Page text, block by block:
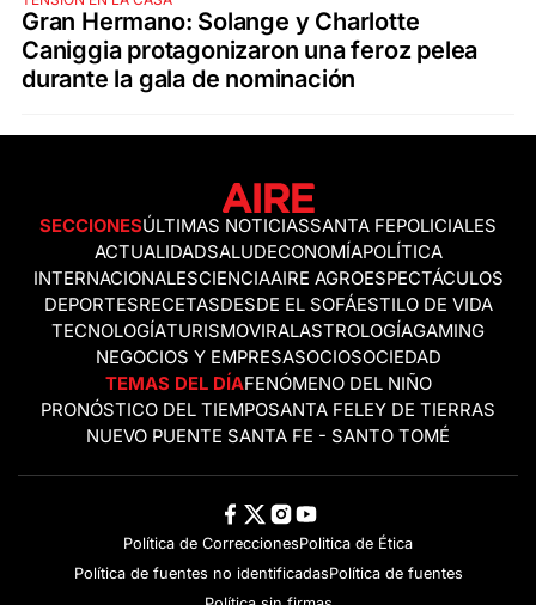
Gran Hermano: Solange y Charlotte
Caniggia protagonizaron una feroz pelea
durante la gala de nominación
SECCIONESÚLTIMAS NOTICIASSANTA FEPOLICIALES
ACTUALIDADSALUDECONOMÍAPOLÍTICA
INTERNACIONALESCIENCIAAIRE AGROESPECTÁCULOS
DEPORTESRECETASDESDE EL SOFÁESTILO DE VIDA
TECNOLOGÍATURISMOVIRALASTROLOGÍAGAMING
NEGOCIOS Y EMPRESASOCIOSOCIEDAD
TEMAS DEL DÍAFENÓMENO DEL NIÑO
PRONÓSTICO DEL TIEMPOSANTA FELEY DE TIERRAS
NUEVO PUENTE SANTA FE - SANTO TOMÉ
Política de CorreccionesPolitica de Ética
Política de fuentes no identificadasPolítica de fuentes